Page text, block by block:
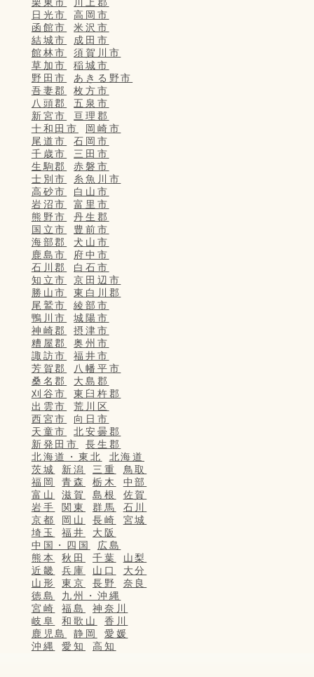
栗東市
川上郡
日光市
高岡市
函館市
米沢市
結城市
成田市
館林市
須賀川市
草加市
稲城市
野田市
あきる野市
吾妻郡
枚方市
八頭郡
五泉市
新宮市
亘理郡
十和田市
岡崎市
尾道市
石岡市
千歳市
三田市
生駒郡
赤磐市
士別市
糸魚川市
高砂市
白山市
岩沼市
富里市
熊野市
丹生郡
国立市
豊前市
海部郡
犬山市
鹿島市
府中市
石川郡
白石市
知立市
京田辺市
勝山市
東白川郡
尾鷲市
綾部市
鴨川市
城陽市
神崎郡
摂津市
糟屋郡
奥州市
諏訪市
福井市
芳賀郡
八幡平市
桑名郡
大島郡
刈谷市
東臼杵郡
出雲市
荒川区
西宮市
向日市
天童市
北安曇郡
新発田市
長生郡
北海道・東北
北海道
茨城
新潟 三重
鳥取
福岡
青森 栃木
中部
富山
滋賀 島根
佐賀
岩手
関東 群馬
石川
京都
岡山 長崎
宮城
埼玉
福井
大阪
中国・四国
広島
熊本
秋田 千葉
山梨
近畿
兵庫 山口
大分
山形
東京 長野
奈良
徳島
九州・沖縄
宮崎
福島
神奈川
岐阜
和歌山
香川
鹿児島
静岡
愛媛
沖縄
愛知 高知